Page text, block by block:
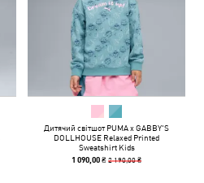
Дитячий світшот PUMA x GABBY'S
DOLLHOUSE Relaxed Printed
Sweatshirt Kids
1 090,00 ₴2 190,00 ₴